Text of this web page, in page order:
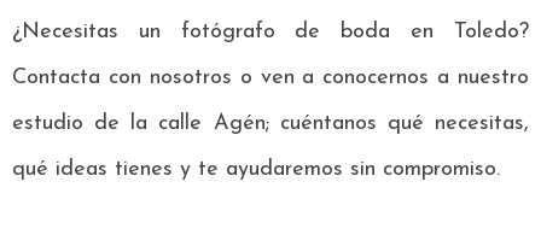
¿Necesitas un fotógrafo de boda en Toledo?
Contacta con nosotros o ven a conocernos a nuestro
estudio de la calle Agén; cuéntanos qué necesitas,
qué ideas tienes y te ayudaremos sin compromiso.